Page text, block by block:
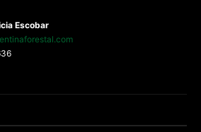
Escobar